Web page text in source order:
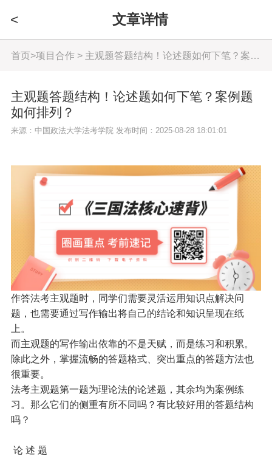
< 文章详情
首页>项目合作 > 主观题答题结构！论述题如何下笔？案例题如何排列？
主观题答题结构！论述题如何下笔？案例题
如何排列？
来源：中国政法大学法考学院 发布时间：2025-08-28 18:01:01
作答法考主观题时，同学们需要灵活运用知识点解决问
题，也需要通过写作输出将自己的结论和知识呈现在纸
上。
而主观题的写作输出依靠的不是天赋，而是练习和积累。
除此之外，掌握流畅的答题格式、突出重点的答题方法也
很重要。
法考主观题第一题为理论法的论述题，其余均为案例练
习。那么它们的侧重有所不同吗？有比较好用的答题结构
吗？
论 述 题